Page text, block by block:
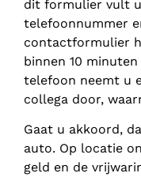
dit formulier vult
telefoonnummer
contactformulier
binnen 10
telefoon neemt u
collega door,
Gaat u akkoord,
auto. Op locatie
geld en de